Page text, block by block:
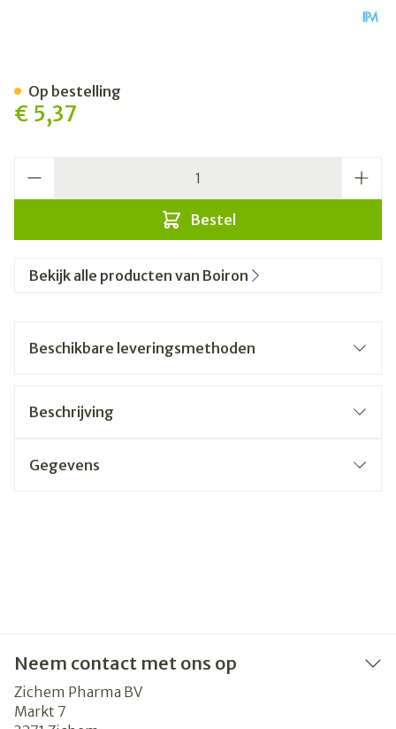
€ 5,37
Bestel
Op bestelling
Bekijk alle producten van Boiron
Beschikbare leveringsmethoden
Beschrijving
Gegevens
Neem contact met ons op
Zichem Pharma BV
Markt 7